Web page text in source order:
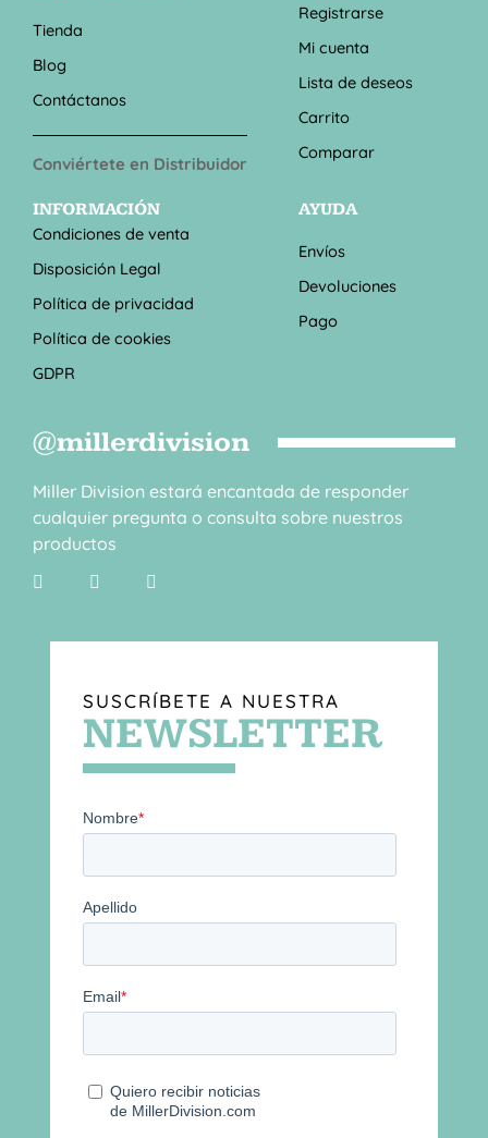
Tienda
Blog
Contáctanos
Conviértete en Distribuidor
Registrarse
Mi cuenta
Lista de deseos
Carrito
Comparar
INFORMACIÓN
Condiciones de venta
Disposición Legal
Política de privacidad
Política de cookies
GDPR
AYUDA
Envíos
Devoluciones
Pago
@millerdivision
Miller Division estará encantada de responder
cualquier pregunta o consulta sobre nuestros
productos
SUSCRÍBETE A NUESTRA
NEWSLETTER